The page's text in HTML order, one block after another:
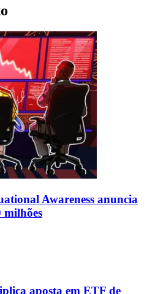
Awareness anuncia
milhões
aposta em ETF de